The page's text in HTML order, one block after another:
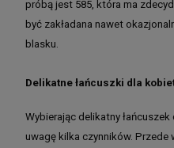
próbą jest 585, która ma
być zakładana nawet
blasku.
Delikatne łańcuszki dla
Wybierając delikatny
uwagę kilka czynników.